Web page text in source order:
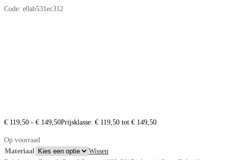
Code: e0ab531ec312
€ 119,50 - € 149,50Prijsklasse: € 119,50 tot € 149,50
Op voorraad
Materiaal
Wissen